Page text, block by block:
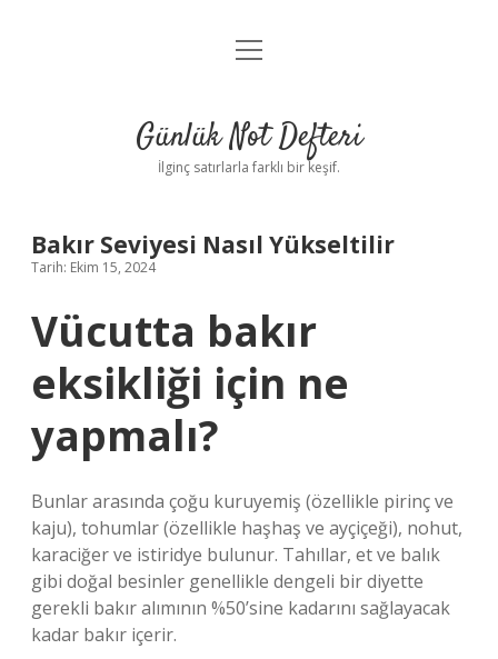
Anasayfa
Yasal Uyarı
menüyü
Günlük Not Defteri
İlginç satırlarla farklı bir keşif.
Bakır Seviyesi Nasıl Yükseltilir
Tarih: Ekim 15, 2024
Vücutta bakır
eksikliği için ne
yapmalı?
Bunlar arasında çoğu kuruyemiş (özellikle pirinç ve
kaju), tohumlar (özellikle haşhaş ve ayçiçeği), nohut,
karaciğer ve istiridye bulunur. Tahıllar, et ve balık
gibi doğal besinler genellikle dengeli bir diyette
gerekli bakır alımının %50’sine kadarını sağlayacak
kadar bakır içerir.